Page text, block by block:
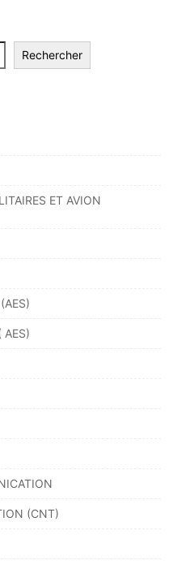
Rechercher
ET AVION
AES)
(CNT)